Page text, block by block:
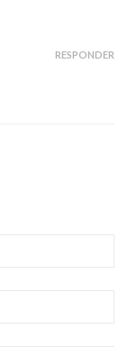
RESPONDER